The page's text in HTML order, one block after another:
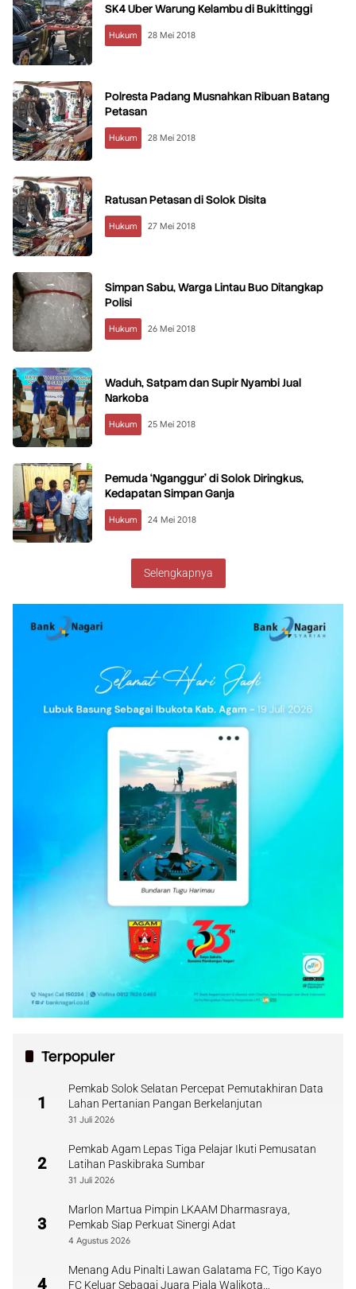
SK4 Uber Warung Kelambu di Bukittinggi
Hukum 28 Mei 2018
Polresta Padang Musnahkan Ribuan Batang
Petasan
Hukum 28 Mei 2018
Ratusan Petasan di Solok Disita
Hukum 27 Mei 2018
Simpan Sabu, Warga Lintau Buo Ditangkap
Polisi
Hukum 26 Mei 2018
Waduh, Satpam dan Supir Nyambi Jual
Narkoba
Hukum 25 Mei 2018
Pemuda ‘Nganggur’ di Solok Diringkus,
Kedapatan Simpan Ganja
Hukum 24 Mei 2018
Selengkapnya
Terpopuler
1
Pemkab Solok Selatan Percepat Pemutakhiran Data
Lahan Pertanian Pangan Berkelanjutan
31 Juli 2026
2
Pemkab Agam Lepas Tiga Pelajar Ikuti Pemusatan
Latihan Paskibraka Sumbar
31 Juli 2026
3
Marlon Martua Pimpin LKAAM Dharmasraya,
Pemkab Siap Perkuat Sinergi Adat
4 Agustus 2026
4
Menang Adu Pinalti Lawan Galatama FC, Tigo Kayo
FC Keluar Sebagai Juara Piala Walikota